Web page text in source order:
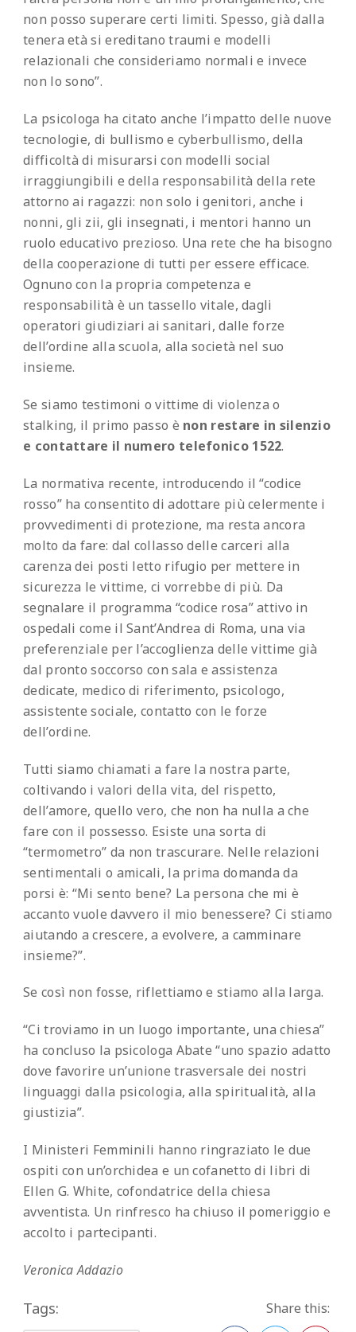
non posso superare certi limiti. Spesso, già dalla
tenera età si ereditano traumi e modelli
relazionali che consideriamo normali e invece
non lo sono”.
La psicologa ha citato anche l’impatto delle nuove
tecnologie, di bullismo e cyberbullismo, della
difficoltà di misurarsi con modelli social
irraggiungibili e della responsabilità della rete
attorno ai ragazzi: non solo i genitori, anche i
nonni, gli zii, gli insegnati, i mentori hanno un
ruolo educativo prezioso. Una rete che ha bisogno
della cooperazione di tutti per essere efficace.
Ognuno con la propria competenza e
responsabilità è un tassello vitale, dagli
operatori giudiziari ai sanitari, dalle forze
dell’ordine alla scuola, alla società nel suo
insieme.
Se siamo testimoni o vittime di violenza o
stalking, il primo passo è non restare in silenzio
e contattare il numero telefonico 1522.
La normativa recente, introducendo il “codice
rosso” ha consentito di adottare più celermente i
provvedimenti di protezione, ma resta ancora
molto da fare: dal collasso delle carceri alla
carenza dei posti letto rifugio per mettere in
sicurezza le vittime, ci vorrebbe di più. Da
segnalare il programma “codice rosa” attivo in
ospedali come il Sant’Andrea di Roma, una via
preferenziale per l’accoglienza delle vittime già
dal pronto soccorso con sala e assistenza
dedicate, medico di riferimento, psicologo,
assistente sociale, contatto con le forze
dell’ordine.
Tutti siamo chiamati a fare la nostra parte,
coltivando i valori della vita, del rispetto,
dell’amore, quello vero, che non ha nulla a che
fare con il possesso. Esiste una sorta di
“termometro” da non trascurare. Nelle relazioni
sentimentali o amicali, la prima domanda da
porsi è: “Mi sento bene? La persona che mi è
accanto vuole davvero il mio benessere? Ci stiamo
aiutando a crescere, a evolvere, a camminare
insieme?”.
Se così non fosse, riflettiamo e stiamo alla larga.
“Ci troviamo in un luogo importante, una chiesa”
ha concluso la psicologa Abate “uno spazio adatto
dove favorire un’unione trasversale dei nostri
linguaggi dalla psicologia, alla spiritualità, alla
giustizia”.
I Ministeri Femminili hanno ringraziato le due
ospiti con un’orchidea e un cofanetto di libri di
Ellen G. White, cofondatrice della chiesa
avventista. Un rinfresco ha chiuso il pomeriggio e
accolto i partecipanti.
Veronica Addazio
Tags: Share this: